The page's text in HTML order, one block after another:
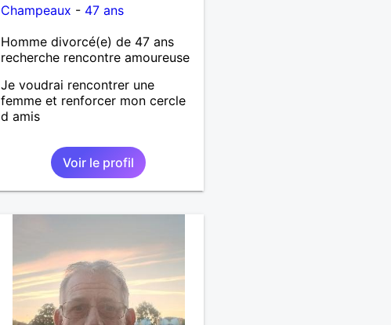
Champeaux - 47 ans
Homme divorcé(e) de 47 ans
recherche rencontre amoureuse
Je voudrai rencontrer une
femme et renforcer mon cercle
d amis
Voir le profil